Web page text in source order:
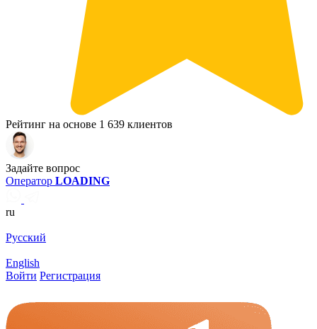
Рейтинг на основе 1 639 клиентов
Задайте вопрос
Оператор LOADING
ru
Русский
English
Войти Регистрация